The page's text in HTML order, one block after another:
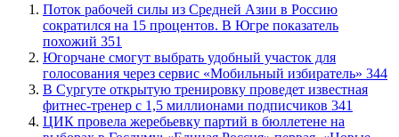
Поток рабочей силы из Средней Азии в Россию
сократился на 15 процентов. В Югре показатель
похожий 351
Югорчане смогут выбрать удобный участок для
голосования через сервис «Мобильный избиратель» 344
В Сургуте открытую тренировку проведет известная
фитнес-тренер с 1,5 миллионами подписчиков 341
ЦИК провела жеребьевку партий в бюллетене на